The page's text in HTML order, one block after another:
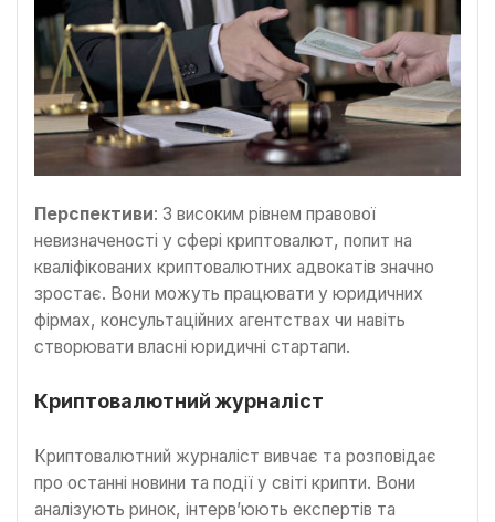
Перспективи: З високим рівнем правової
невизначеності у сфері криптовалют, попит на
кваліфікованих криптовалютних адвокатів значно
зростає. Вони можуть працювати у юридичних
фірмах, консультаційних агентствах чи навіть
створювати власні юридичні стартапи.
Криптовалютний журналіст
Криптовалютний журналіст вивчає та розповідає
про останні новини та події у світі крипти. Вони
аналізують ринок, інтерв’юють експертів та